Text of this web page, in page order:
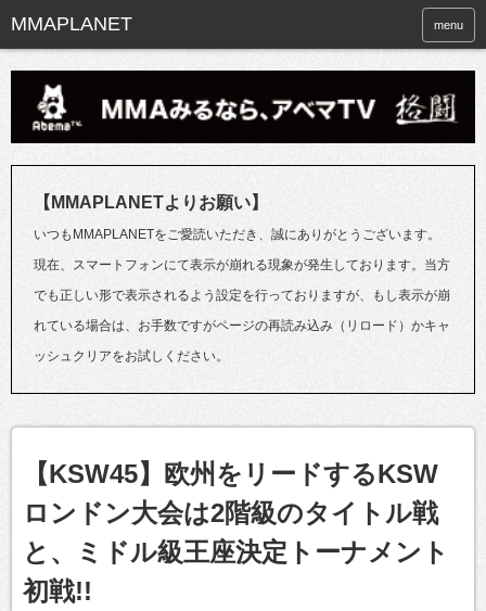
menu
【MMAPLANETよりお願い】
いつもMMAPLANETをご愛読いただき、誠にありがとうございます。
現在、スマートフォンにて表示が崩れる現象が発生しております。当方
でも正しい形で表示されるよう設定を行っておりますが、もし表示が崩
れている場合は、お手数ですがページの再読み込み（リロード）かキャ
ッシュクリアをお試しください。
【KSW45】欧州をリードするKSW
ロンドン大会は2階級のタイトル戦
と、ミドル級王座決定トーナメント
初戦!!